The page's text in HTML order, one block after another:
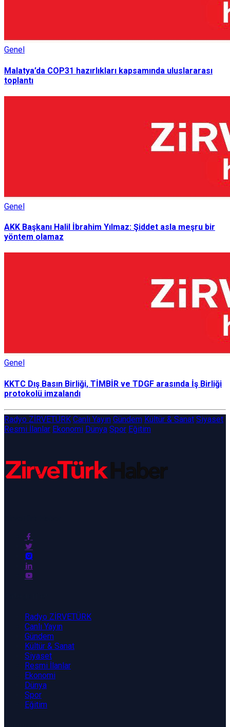
Genel
Malatya’da COP31 hazırlıkları kapsamında uluslararası
toplantı
Genel
AKK Başkanı Halil İbrahim Yılmaz: Şiddet asla meşru bir
yöntem olamaz
Genel
KKTC Dış Basın Birliği, TİMBİR ve TDGF arasında İş Birliği
protokolü imzalandı
Radyo ZİRVETÜRK Canlı Yayın Gündem Kültür & Sanat Siyaset
Resmi İlanlar Ekonomi Dünya Spor Eğitim
Radyo ZİRVETÜRK
Canlı Yayın
Gündem
Kültür & Sanat
Siyaset
Resmi İlanlar
Ekonomi
Dünya
Spor
Eğitim